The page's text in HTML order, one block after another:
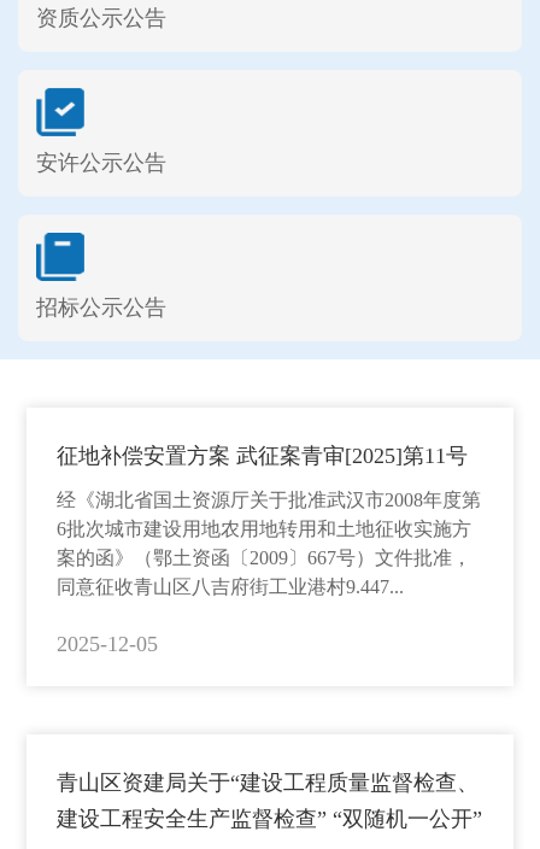
资质公示公告
安许公示公告
招标公示公告
征地补偿安置方案 武征案青审[2025]第11号
经《湖北省国土资源厅关于批准武汉市2008年度第
6批次城市建设用地农用地转用和土地征收实施方
案的函》（鄂土资函〔2009〕667号）文件批准，
同意征收青山区八吉府街工业港村9.447...
2025-12-05
青山区资建局关于“建设工程质量监督检查、
建设工程安全生产监督检查” “双随机一公开”